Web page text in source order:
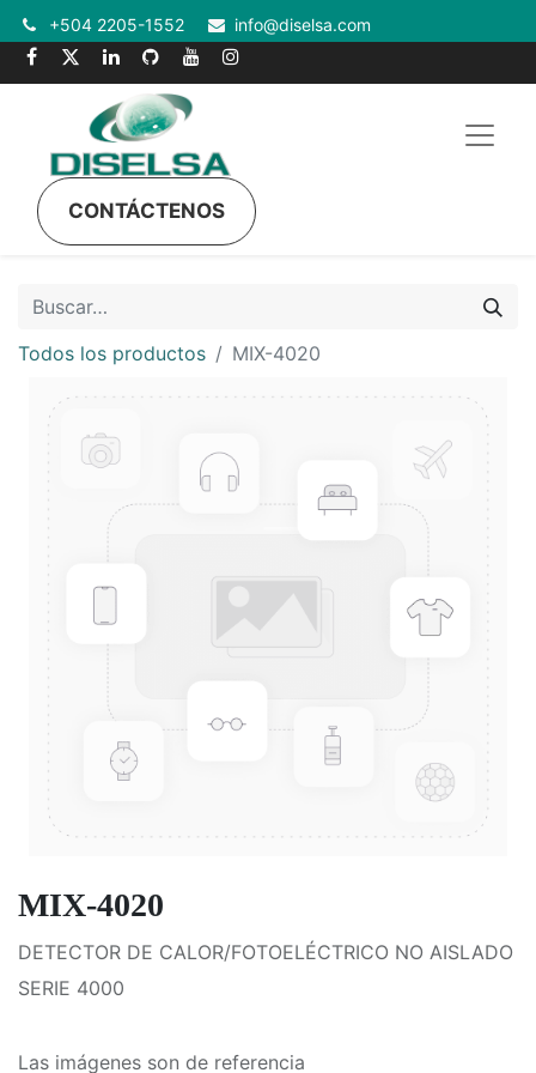
+504 2205-1552 info@diselsa.com
CONTÁCTENOS
Todos los productos MIX-4020
MIX-4020
DETECTOR DE CALOR/FOTOELÉCTRICO NO AISLADO
SERIE 4000
Las imágenes son de referencia